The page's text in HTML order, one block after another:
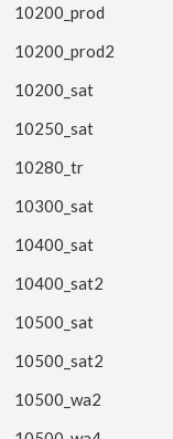
10200_prod
10200_prod2
10200_sat
10250_sat
10280_tr
10300_sat
10400_sat
10400_sat2
10500_sat
10500_sat2
10500_wa2